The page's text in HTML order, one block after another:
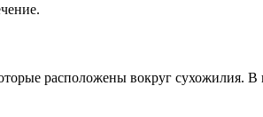
расположены вокруг сухожилия.